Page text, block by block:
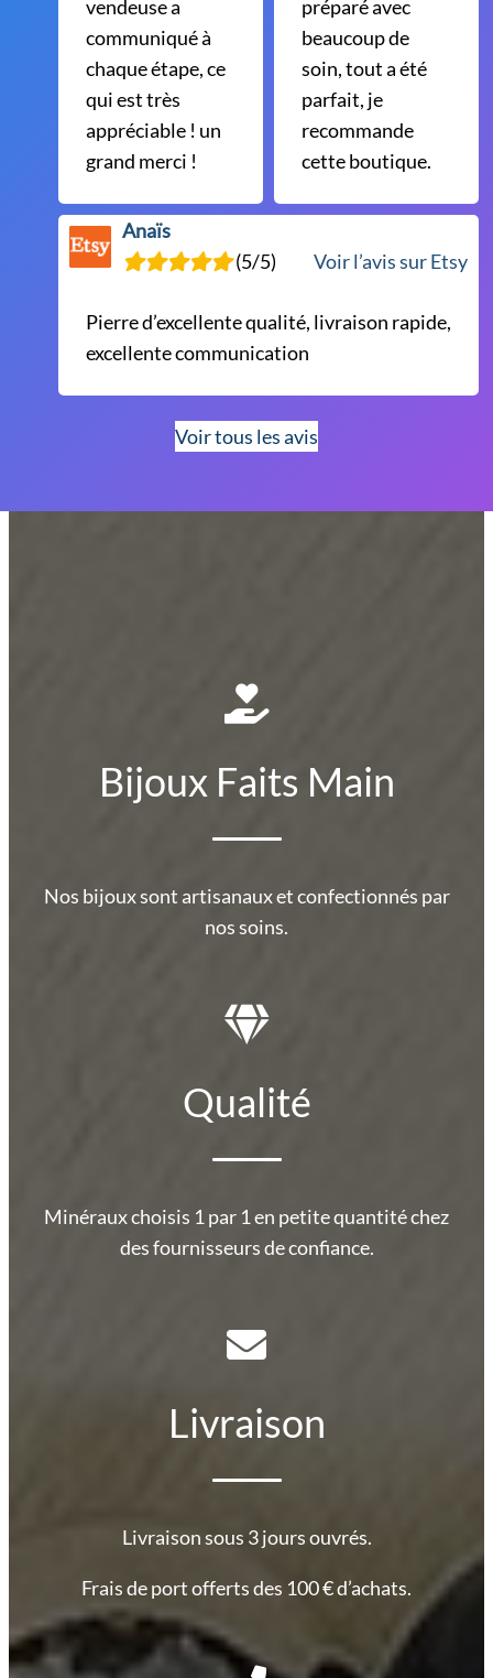
vendeuse a
communiqué à
chaque étape, ce
qui est très
appréciable ! un
grand merci !
préparé avec
beaucoup de
soin, tout a été
parfait, je
recommande
cette boutique.
Anaïs
(5/5)
Voir l’avis sur Etsy
Pierre d’excellente qualité, livraison rapide,
excellente communication
Voir tous les avis
Bijoux Faits Main
Nos bijoux sont artisanaux et confectionnés par
nos soins.
Qualité
Minéraux choisis 1 par 1 en petite quantité chez
des fournisseurs de confiance.
Livraison
Livraison sous 3 jours ouvrés.
Frais de port offerts des 100 € d’achats.